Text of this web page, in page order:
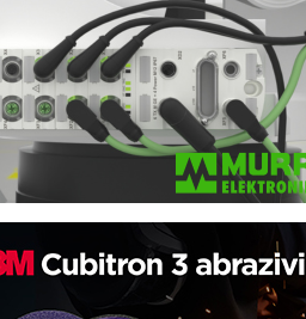
BLUMENAUER - više od 40 godina
poverenja u industriji